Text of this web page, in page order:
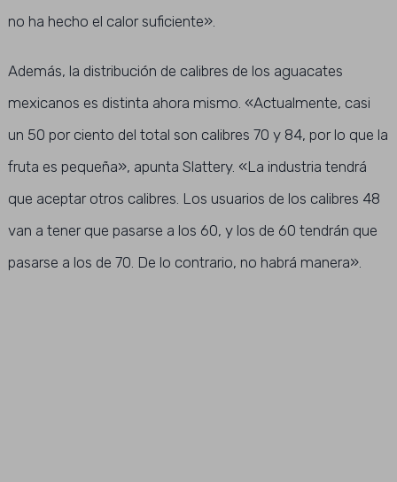
no ha hecho el calor suficiente».
Además, la distribución de calibres de los aguacates
mexicanos es distinta ahora mismo. «Actualmente, casi
un 50 por ciento del total son calibres 70 y 84, por lo que la
fruta es pequeña», apunta Slattery. «La industria tendrá
que aceptar otros calibres. Los usuarios de los calibres 48
van a tener que pasarse a los 60, y los de 60 tendrán que
pasarse a los de 70. De lo contrario, no habrá manera».